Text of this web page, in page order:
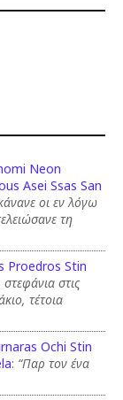
Neon
Asei Ssas San
οι εν λόγω
τη
Proedros Stin
στις
τέτοια
Ochi Stin
: “Παρ τον ένα